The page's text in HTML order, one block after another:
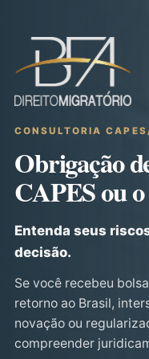
CONSULTORIA
Obrigação
CAPES ou
Entenda seus
decisão.
Se você recebeu
retorno ao Brasil,
novação ou
compreender